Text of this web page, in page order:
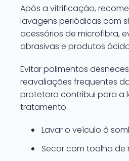
Após a vitrificação,
lavagens periódicas com
acessórios de microfibra,
abrasivas e produtos
Evitar polimentos
reavaliações frequentes
protetora contribui para a
tratamento.
Lavar o veículo à
Secar com toalha de